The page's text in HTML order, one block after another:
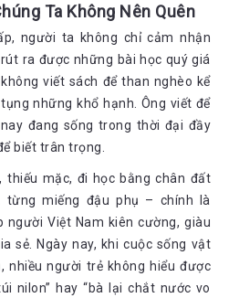
Ta Không Nên Quên
người ta không chỉ cảm nhận
ra được những bài học quý giá
viết sách để than nghèo kể
những khổ hạnh. Ông viết để
đang sống trong thời đại đầy
biết trân trọng.
thiếu mặc, đi học bằng chân đất
từng miếng đậu phụ – chính là
người Việt Nam kiên cường, giàu
sẻ. Ngày nay, khi cuộc sống vật
nhiều người trẻ không hiểu được
nilon” hay “bà lại chắt nước vo